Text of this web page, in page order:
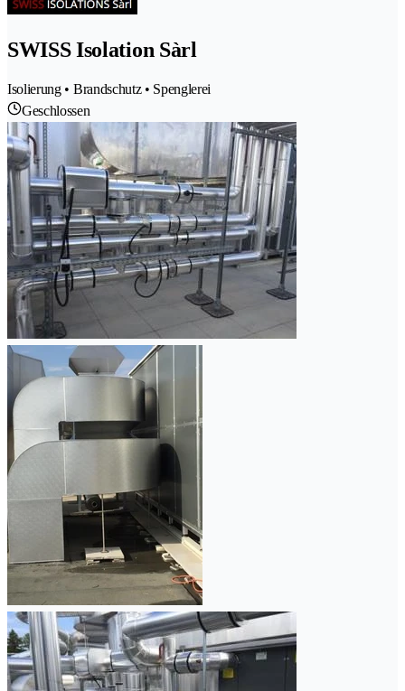
SWISS Isolation Sàrl
Isolierung • Brandschutz • Spenglerei
Geschlossen